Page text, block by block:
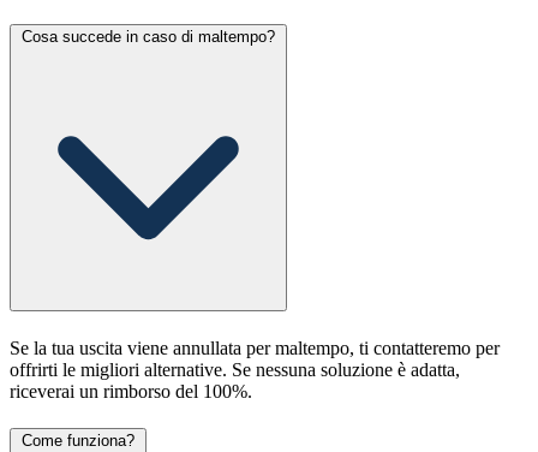
Cosa succede in caso di maltempo?
Se la tua uscita viene annullata per maltempo, ti contatteremo per
offrirti le migliori alternative. Se nessuna soluzione è adatta,
riceverai un rimborso del 100%.
Come funziona?